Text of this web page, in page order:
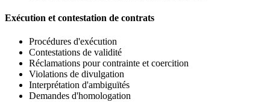
Exécution et contestation de contrats
Procédures d'exécution
Contestations de validité
Réclamations pour contrainte et coercition
Violations de divulgation
Interprétation d'ambiguïtés
Demandes d'homologation